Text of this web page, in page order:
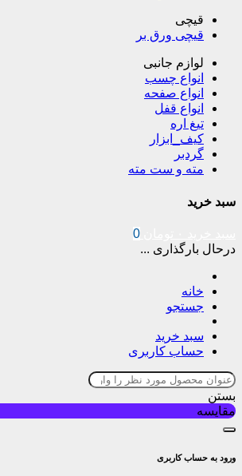
قیچی
قیچی ورق بر
لوازم جانبی
انواع چسب
انواع صفحه
انواع قفل
تیغ اره
کیف_ابزار
گردبر
مته و ست مته
سبد خرید
0
درحال بارگذاری ...
خانه
جستجو
سبد خرید
حساب کاربری
بستن
مقایسه
ورود به حساب کاربری